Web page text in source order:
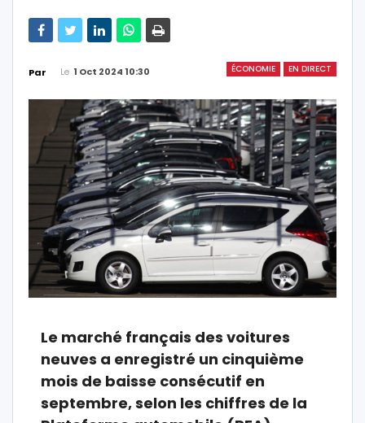
ÉCONOMIE EN DIRECT
Par Le 1 Oct 2024 10:30
Le marché français des voitures
neuves a enregistré un cinquième
mois de baisse consécutif en
septembre, selon les chiffres de la